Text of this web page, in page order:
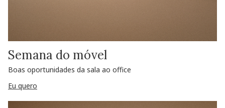
Semana do móvel
Boas oportunidades da sala ao office
Eu quero